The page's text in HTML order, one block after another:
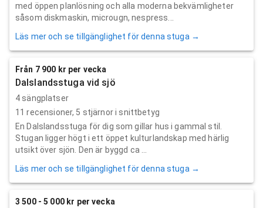
med öppen planlösning och alla moderna bekvämligheter
såsom diskmaskin, microugn, nespress...
Läs mer och se tillgänglighet för denna stuga →
Från 7 900 kr per vecka
Dalslandsstuga vid sjö
4 sängplatser
11 recensioner, 5 stjärnor i snittbetyg
En Dalslandsstuga för dig som gillar hus i gammal stil.
Stugan ligger högt i ett öppet kulturlandskap med härlig
utsikt över sjön. Den är byggd ca ...
Läs mer och se tillgänglighet för denna stuga →
3 500 - 5 000 kr per vecka